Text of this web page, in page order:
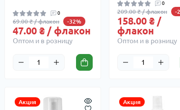
0
69.00 ₴ / флакон -32%
47.00 ₴ / флакон
Оптом и в розницу
0
209.00 ₴ / флакон -
158.00 ₴ /
флакон
Оптом и в розницу
Акция Акция